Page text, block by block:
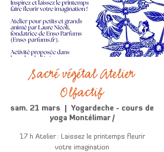
Sacré végétal Atelier
Olfactif
sam. 21 mars
Yogardeche - cours de
yoga Montélimar /
17 h Atelier : Laissez le printemps fleurir
votre imagination